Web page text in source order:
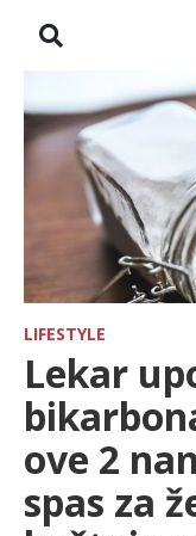
VESTI
ZADRUGA
HRONIKA
PINKOVE ZVEZDE
SPORT
LIFESTYLE
Lekar
ove 2
spas za